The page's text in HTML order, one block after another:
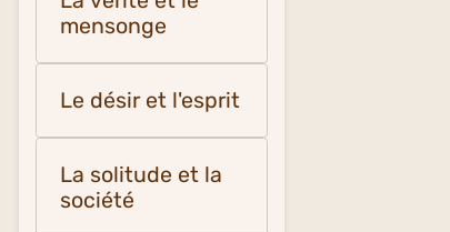
mensonge
Le désir et l'esprit
La solitude et la
société